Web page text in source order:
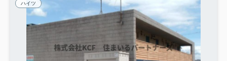
ハイツ